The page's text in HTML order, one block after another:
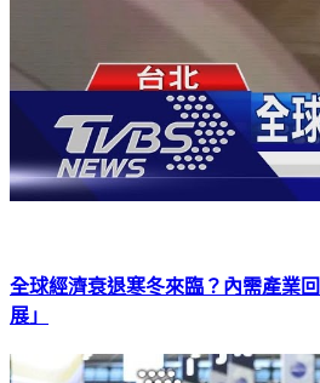
全球經濟衰退寒冬來臨？內需產業
展」